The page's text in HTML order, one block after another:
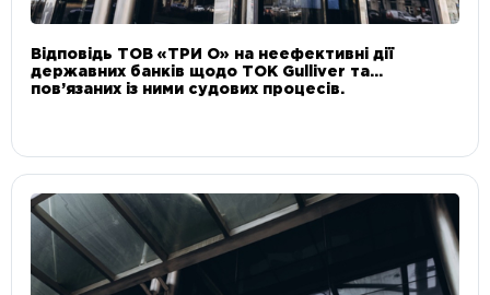
Відповідь ТОВ «ТРИ О» на неефективні дії
державних банків щодо ТОК Gulliver та
пов’язаних із ними судових процесів.